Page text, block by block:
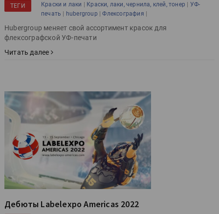
ТЕГИ Краски и лаки | Краски, лаки, чернила, клей, тонер | УФ-
печать | hubergroup |Флексография |
Hubergroup меняет свой ассортимент красок для
флексографской УФ-печати
Читать далее
Дебюты Labelexpo Americas 2022